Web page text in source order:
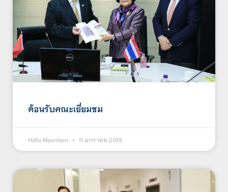
ต้อนรับคณะเยี่ยมชม
Hello Mountain 11 มกราคม 2019